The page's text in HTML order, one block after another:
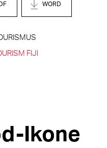
WORD
FIJI
Ikone